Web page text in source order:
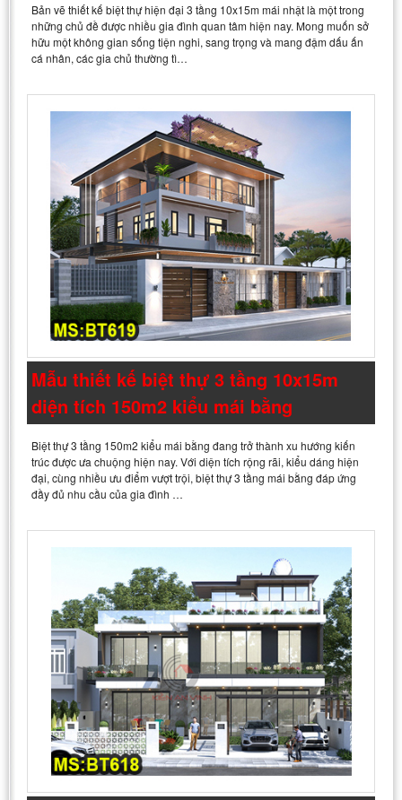
Bản vẽ thiết kế biệt thự hiện đại 3 tầng 10x15m mái nhật là một trong
những chủ đề được nhiều gia đình quan tâm hiện nay. Mong muốn sở
hữu một không gian sống tiện nghi, sang trọng và mang đậm dấu ấn
cá nhân, các gia chủ thường tì…
Mẫu thiết kế biệt thự 3 tầng 10x15m
diện tích 150m2 kiểu mái bằng
Biệt thự 3 tầng 150m2 kiểu mái bằng đang trở thành xu hướng kiến
trúc được ưa chuộng hiện nay. Với diện tích rộng rãi, kiểu dáng hiện
đại, cùng nhiều ưu điểm vượt trội, biệt thự 3 tầng mái bằng đáp ứng
đầy đủ nhu cầu của gia đình …